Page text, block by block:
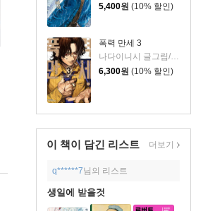
5,400원 (10% 할인)
폭력 만세 3
나다이니시 글그림/카와모토 호무라 원저
6,300원 (10% 할인)
이 책이 담긴 리스트 더보기
q******7님의 리스트
생일에 받을것
미우(대원)